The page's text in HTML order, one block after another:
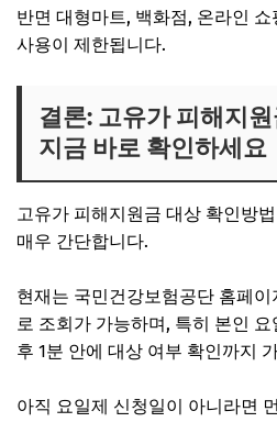
반면 대형마트, 백화점, 온라인
사용이 제한됩니다.
결론: 고유가 피해지
지금 바로 확인하세요
고유가 피해지원금 대상 확인방
매우 간단합니다.
현재는 국민건강보험공단 홈페
로 조회가 가능하며, 특히 본인
후 1분 안에 대상 여부 확인까지
아직 요일제 신청일이 아니라면